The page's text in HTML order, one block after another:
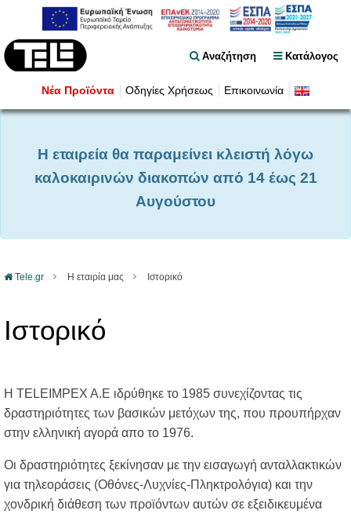
Κατάλογος
Αναζήτηση
Νέα Προϊόντα Οδηγίες Χρήσεως Επικοινωνία
Η εταιρεία θα παραμείνει κλειστή λόγω
καλοκαιρινών διακοπών από 14 έως 21
Αυγούστου
Tele.gr Η εταιρία μας Ιστορικό
Ιστορικό
Η TELEIMPEX A.E ιδρύθηκε το 1985 συνεχίζοντας τις
δραστηριότητες των βασικών μετόχων της, που προυπήρχαν
στην ελληνική αγορά απο το 1976.
Οι δραστηριότητες ξεκίνησαν με την εισαγωγή ανταλλακτικών
για τηλεοράσεις (Οθόνες-Λυχνίες-Πληκτρολόγια) και την
χονδρική διάθεση των προϊόντων αυτών σε εξειδικευμένα